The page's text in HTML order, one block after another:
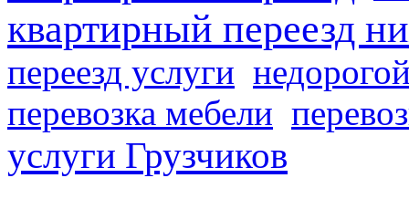
квартирный переезд
переезд услуги
перевозка мебели
услуги Грузчиков